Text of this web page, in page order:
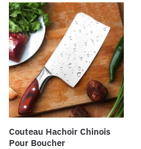
Couteau Hachoir Chinois
Pour Boucher